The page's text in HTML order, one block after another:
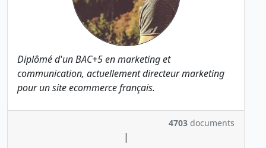
Diplômé d'un BAC+5 en marketing et
communication, actuellement directeur marketing
pour un site ecommerce français.
4703 documents
|